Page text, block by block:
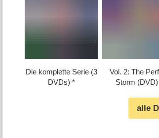
Die komplette Serie (3
DVDs)
Vol. 2: The
Storm (DVD)
alle